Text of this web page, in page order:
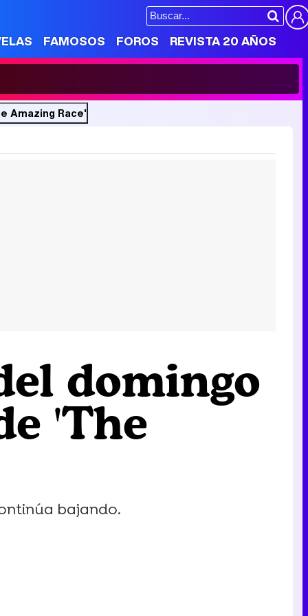
FAMOSOS FOROS REVISTA 20 AÑOS
Amazing Race'
domingo
'The
bajando.